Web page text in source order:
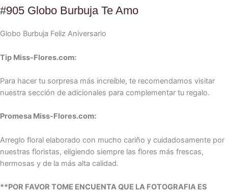
#905 Globo Burbuja Te Amo
Globo Burbuja Feliz Aniversario
Tip Miss-Flores.com:
Para hacer tu sorpresa más increíble, te recomendamos visitar
nuestra sección de adicionales para complementar tu regalo.
Promesa Miss-Flores.com:
Arreglo floral elaborado con mucho cariño y cuidadosamente por
nuestras floristas, eligiendo siempre las flores más frescas,
hermosas y de la más alta calidad.
**POR FAVOR TOME ENCUENTA QUE LA FOTOGRAFIA ES